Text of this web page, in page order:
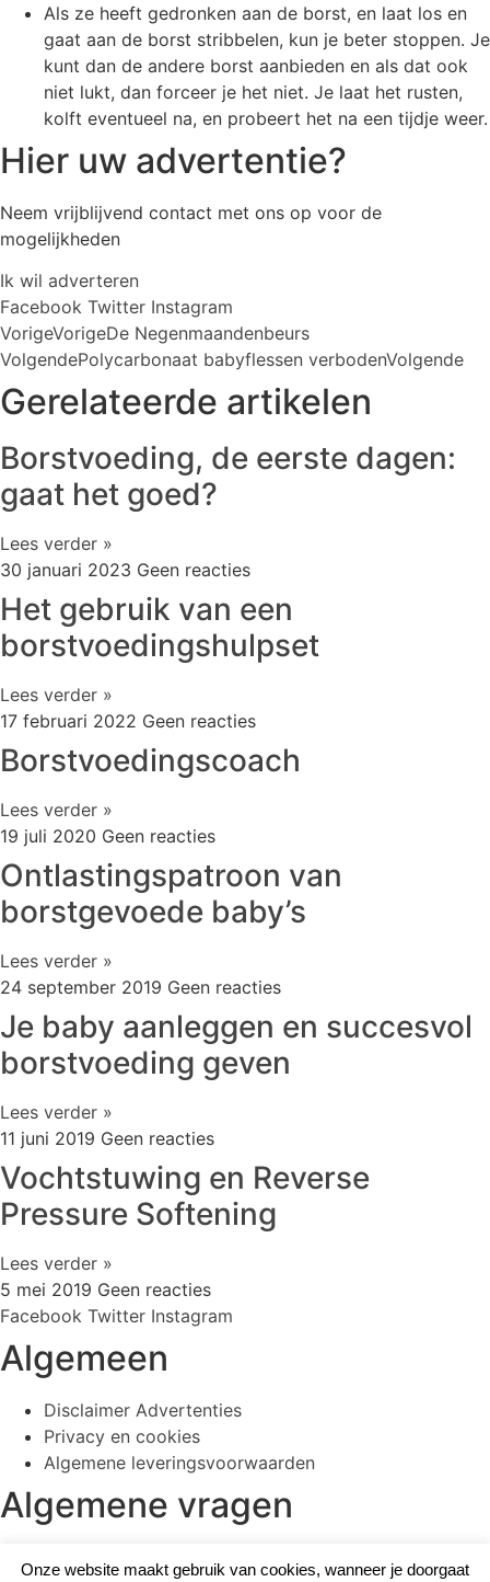
Als ze heeft gedronken aan de borst, en laat los en
gaat aan de borst stribbelen, kun je beter stoppen. Je
kunt dan de andere borst aanbieden en als dat ook
niet lukt, dan forceer je het niet. Je laat het rusten,
kolft eventueel na, en probeert het na een tijdje weer.
Hier uw advertentie?
Neem vrijblijvend contact met ons op voor de
mogelijkheden
Ik wil adverteren
Facebook Twitter Instagram
VorigeVorigeDe Negenmaandenbeurs
VolgendePolycarbonaat babyflessen verbodenVolgende
Gerelateerde artikelen
Borstvoeding, de eerste dagen:
gaat het goed?
Lees verder »
30 januari 2023 Geen reacties
Het gebruik van een
borstvoedingshulpset
Lees verder »
17 februari 2022 Geen reacties
Borstvoedingscoach
Lees verder »
19 juli 2020 Geen reacties
Ontlastingspatroon van
borstgevoede baby’s
Lees verder »
24 september 2019 Geen reacties
Je baby aanleggen en succesvol
borstvoeding geven
Lees verder »
11 juni 2019 Geen reacties
Vochtstuwing en Reverse
Pressure Softening
Lees verder »
5 mei 2019 Geen reacties
Facebook Twitter Instagram
Algemeen
Disclaimer Advertenties
Privacy en cookies
Algemene leveringsvoorwaarden
Algemene vragen
Onze website maakt gebruik van cookies, wanneer je doorgaat